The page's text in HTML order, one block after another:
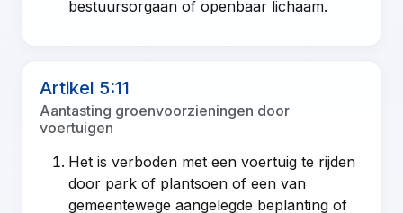
bestuursorgaan of openbaar lichaam.
Artikel 5:11
Aantasting groenvoorzieningen door
voertuigen
Het is verboden met een voertuig te rijden
door park of plantsoen of een van
gemeentewege aangelegde beplanting of